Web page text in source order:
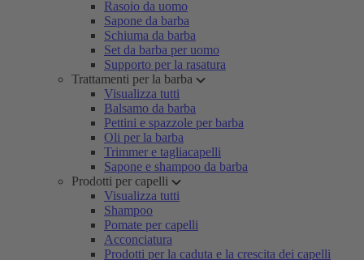
Rasoio da uomo
Sapone da barba
Schiuma da barba
Set da barba per uomo
Supporto per la rasatura
Trattamenti per la barba
Visualizza tutti
Balsamo da barba
Pettini e spazzole per barba
Oli per la barba
Trimmer e tagliacapelli
Sapone e shampoo da barba
Prodotti per capelli
Visualizza tutti
Shampoo
Pomate per capelli
Acconciatura
Prodotti per la caduta e la crescita dei capelli